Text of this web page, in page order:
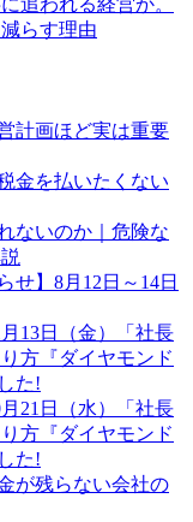
らす理由
計画ほど実は重要
金を払いたくない
ないのか｜危険な
せ】8月12日～14日
月13日（金）「社長
方『ダイヤモンド
た!
月21日（水）「社長
方『ダイヤモンド
た!
が残らない会社の